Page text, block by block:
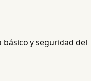
y seguridad del